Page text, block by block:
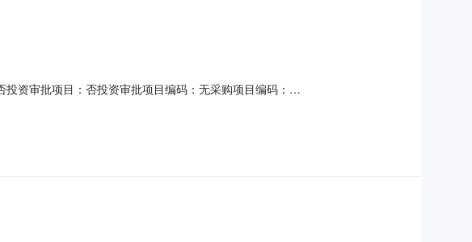
资审批项目：否投资审批项目编码：无采购项目编码：
质要求：无选取中介方式：邀请直选+竞价直购企业：中科盛世设计集团有限